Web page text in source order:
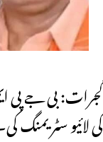
گجرات: بی جے پی
کی لائیو سٹریمنگ